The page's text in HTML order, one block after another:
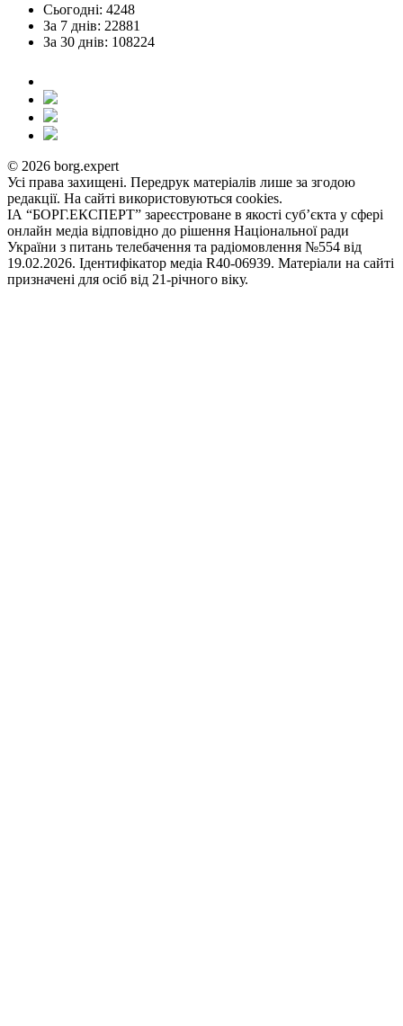
Сьогодні: 4248
За 7 днів: 22881
За 30 днів: 108224
© 2026 borg.expert
Усі права захищені. Передрук матеріалів лише за згодою
редакції. На сайті використовуються cookies.
ІА “БОРГ.ЕКСПЕРТ” зареєстроване в якості суб’єкта у сфері
онлайн медіа відповідно до рішення Національної ради
України з питань телебачення та радіомовлення №554 від
19.02.2026. Ідентифікатор медіа R40-06939. Матеріали на сайті
призначені для осіб від 21-річного віку.